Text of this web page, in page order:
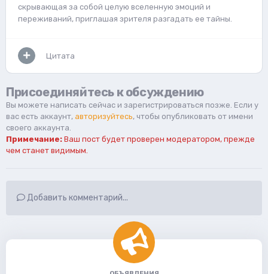
скрывающая за собой целую вселенную эмоций и
переживаний, приглашая зрителя разгадать ее тайны.
Цитата
Присоединяйтесь к обсуждению
Вы можете написать сейчас и зарегистрироваться позже. Если у
вас есть аккаунт, авторизуйтесь, чтобы опубликовать от имени
своего аккаунта.
Примечание: Ваш пост будет проверен модератором, прежде
чем станет видимым.
Добавить комментарий...